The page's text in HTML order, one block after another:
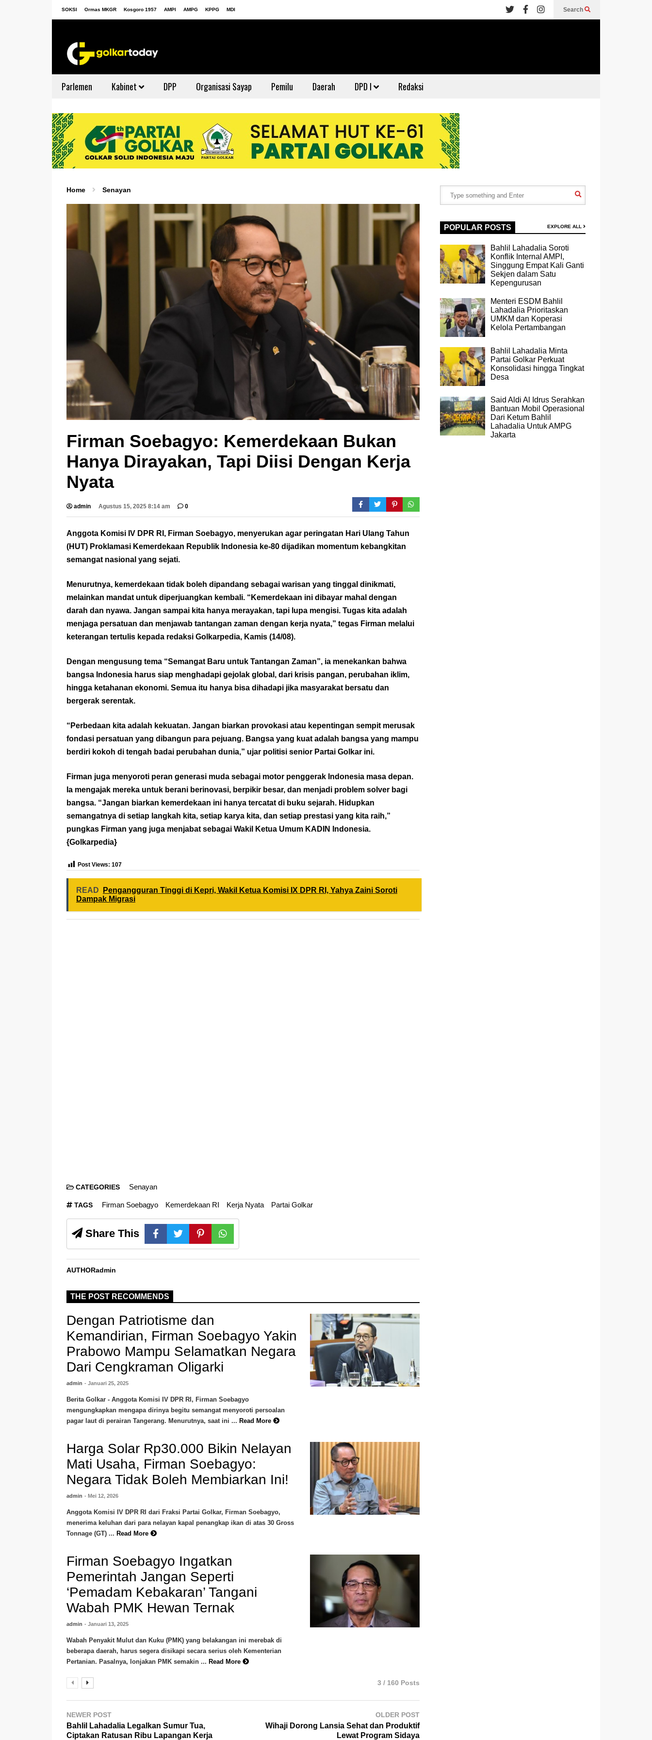
SOKSI Ormas MKGR Kosgoro 1957 AMPI AMPG KPPG MDI Search
Parlemen Kabinet DPP Organisasi Sayap Pemilu Daerah DPD I Redaksi
Home Senayan
Firman Soebagyo: Kemerdekaan Bukan
Hanya Dirayakan, Tapi Diisi Dengan Kerja
Nyata
admin Agustus 15, 2025 8:14 am 0
Anggota Komisi IV DPR RI, Firman Soebagyo, menyerukan agar peringatan Hari Ulang Tahun
(HUT) Proklamasi Kemerdekaan Republik Indonesia ke-80 dijadikan momentum kebangkitan
semangat nasional yang sejati.
Menurutnya, kemerdekaan tidak boleh dipandang sebagai warisan yang tinggal dinikmati,
melainkan mandat untuk diperjuangkan kembali. “Kemerdekaan ini dibayar mahal dengan
darah dan nyawa. Jangan sampai kita hanya merayakan, tapi lupa mengisi. Tugas kita adalah
menjaga persatuan dan menjawab tantangan zaman dengan kerja nyata,” tegas Firman melalui
keterangan tertulis kepada redaksi Golkarpedia, Kamis (14/08).
Dengan mengusung tema “Semangat Baru untuk Tantangan Zaman”, ia menekankan bahwa
bangsa Indonesia harus siap menghadapi gejolak global, dari krisis pangan, perubahan iklim,
hingga ketahanan ekonomi. Semua itu hanya bisa dihadapi jika masyarakat bersatu dan
bergerak serentak.
“Perbedaan kita adalah kekuatan. Jangan biarkan provokasi atau kepentingan sempit merusak
fondasi persatuan yang dibangun para pejuang. Bangsa yang kuat adalah bangsa yang mampu
berdiri kokoh di tengah badai perubahan dunia,” ujar politisi senior Partai Golkar ini.
Firman juga menyoroti peran generasi muda sebagai motor penggerak Indonesia masa depan.
Ia mengajak mereka untuk berani berinovasi, berpikir besar, dan menjadi problem solver bagi
bangsa. “Jangan biarkan kemerdekaan ini hanya tercatat di buku sejarah. Hidupkan
semangatnya di setiap langkah kita, setiap karya kita, dan setiap prestasi yang kita raih,”
pungkas Firman yang juga menjabat sebagai Wakil Ketua Umum KADIN Indonesia.
{Golkarpedia}
Post Views: 107
READ
Pengangguran Tinggi di Kepri, Wakil Ketua Komisi IX DPR RI, Yahya Zaini Soroti
Dampak Migrasi
CATEGORIES Senayan
TAGS Firman Soebagyo Kemerdekaan RI Kerja Nyata Partai Golkar
Share This
AUTHORadmin
THE POST RECOMMENDS
Dengan Patriotisme dan
Kemandirian, Firman Soebagyo Yakin
Prabowo Mampu Selamatkan Negara
Dari Cengkraman Oligarki
admin - Januari 25, 2025
Berita Golkar - Anggota Komisi IV DPR RI, Firman Soebagyo
mengungkapkan mengapa dirinya begitu semangat menyoroti persoalan
pagar laut di perairan Tangerang. Menurutnya, saat ini ... Read More
Harga Solar Rp30.000 Bikin Nelayan
Mati Usaha, Firman Soebagyo:
Negara Tidak Boleh Membiarkan Ini!
admin - Mei 12, 2026
Anggota Komisi IV DPR RI dari Fraksi Partai Golkar, Firman Soebagyo,
menerima keluhan dari para nelayan kapal penangkap ikan di atas 30 Gross
Tonnage (GT) ... Read More
Firman Soebagyo Ingatkan
Pemerintah Jangan Seperti
‘Pemadam Kebakaran’ Tangani
Wabah PMK Hewan Ternak
admin - Januari 13, 2025
Wabah Penyakit Mulut dan Kuku (PMK) yang belakangan ini merebak di
beberapa daerah, harus segera disikapi secara serius oleh Kementerian
Pertanian. Pasalnya, lonjakan PMK semakin ... Read More
3 / 160 Posts
NEWER POST
Bahlil Lahadalia Legalkan Sumur Tua,
Ciptakan Ratusan Ribu Lapangan Kerja
OLDER POST
Wihaji Dorong Lansia Sehat dan Produktif
Lewat Program Sidaya
POPULAR POSTS EXPLORE ALL
Bahlil Lahadalia Soroti
Konflik Internal AMPI,
Singgung Empat Kali Ganti
Sekjen dalam Satu
Kepengurusan
Menteri ESDM Bahlil
Lahadalia Prioritaskan
UMKM dan Koperasi
Kelola Pertambangan
Bahlil Lahadalia Minta
Partai Golkar Perkuat
Konsolidasi hingga Tingkat
Desa
Said Aldi Al Idrus Serahkan
Bantuan Mobil Operasional
Dari Ketum Bahlil
Lahadalia Untuk AMPG
Jakarta